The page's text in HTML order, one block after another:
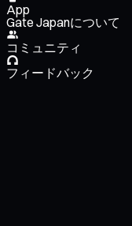
App
Gate Japanについて
コミュニティ
フィードバック